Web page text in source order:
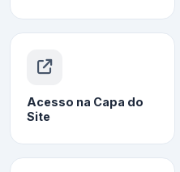
Acesso na Capa do
Site